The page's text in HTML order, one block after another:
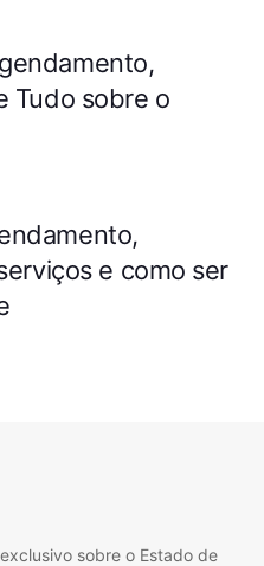
Tudo sobre o
e como ser
sobre o Estado de